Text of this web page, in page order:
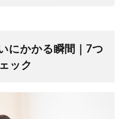
にかかる瞬間｜7つ
ック